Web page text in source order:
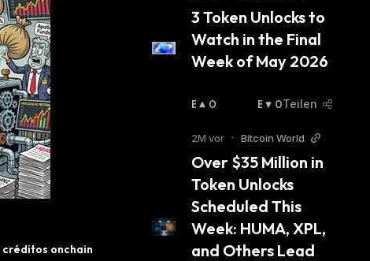
créditos onchain
3 Token Unlocks to
Watch in the Final
Week of May 2026
B
Ll
S
C
H
:
0
B
R
S
C
:
0Teilen
2M vor • Bitcoin World
Over $35 Million in
Token Unlocks
Scheduled This
Week: HUMA, XPL,
and Others Lead